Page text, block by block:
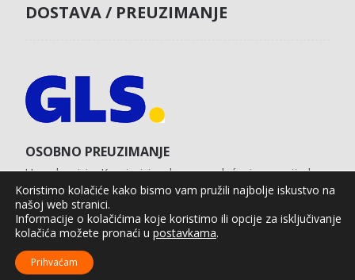
DOSTAVA / PREUZIMANJE
OSOBNO PREUZIMANJE
U poslovnici u Koprivnici s obvezom plaćanja unaprijed
karticom na web shopu.
Agro Moto Shop © 2025. Izrada web shopa:
Koristimo kolačiće kako bismo vam pružili najbolje iskustvo na
našoj web stranici.
Informacije o kolačićima koje koristimo ili opcije za isključivanje
kolačića možete pronaći u postavkama.
Prihvaćam